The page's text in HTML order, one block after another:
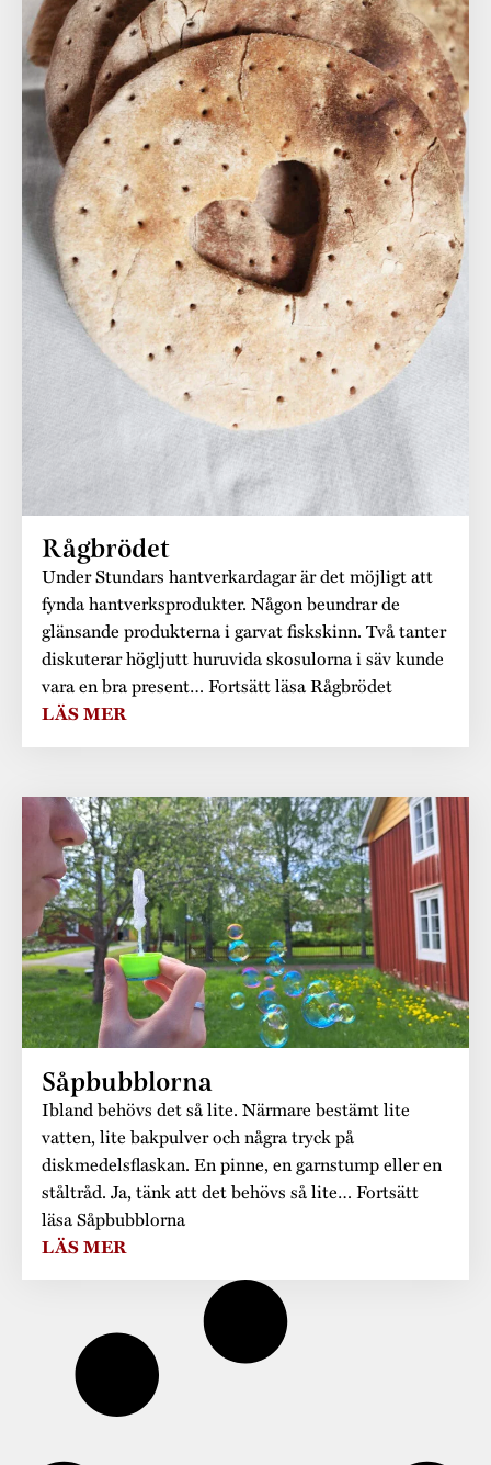
Rågbrödet
Under Stundars hantverkardagar är det möjligt att
fynda hantverksprodukter. Någon beundrar de
glänsande produkterna i garvat fiskskinn. Två tanter
diskuterar högljutt huruvida skosulorna i säv kunde
vara en bra present… Fortsätt läsa Rågbrödet
LÄS MER
Såpbubblorna
Ibland behövs det så lite. Närmare bestämt lite
vatten, lite bakpulver och några tryck på
diskmedelsflaskan. En pinne, en garnstump eller en
ståltråd. Ja, tänk att det behövs så lite… Fortsätt
läsa Såpbubblorna
LÄS MER